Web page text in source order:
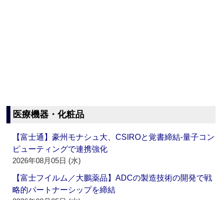
医療機器・化粧品
【富士通】豪州モナシュ大、CSIROと覚書締結‐量子コン
ピューティングで連携強化
2026年08月05日 (水)
【富士フイルム／大鵬薬品】ADCの製造技術の開発で戦
略的パートナーシップを締結